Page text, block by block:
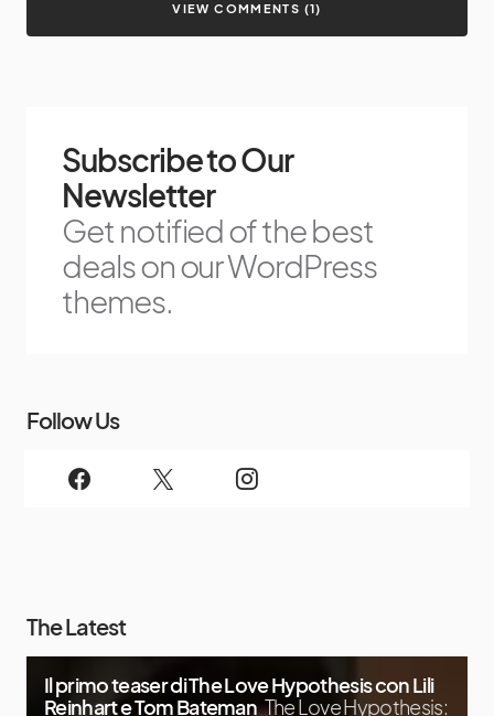
VIEW COMMENTS (1)
Subscribe to Our
Newsletter
Get notified of the best
deals on our WordPress
themes.
Follow Us
The Latest
Il primo teaser di The Love Hypothesis con Lili
Reinhart e Tom Bateman The Love Hypothesis: